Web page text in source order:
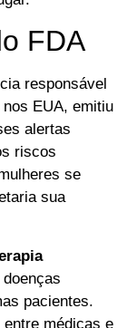
FDA
responsável
EUA, emitiu
alertas
riscos
se
sua
pacientes.
médicas e